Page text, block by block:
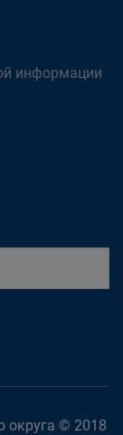
информации
округа © 2018